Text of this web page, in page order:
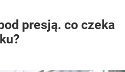
presją. co czeka